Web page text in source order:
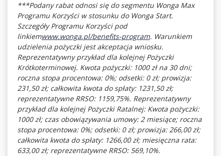
***Podany rabat odnosi się do segmentu Wonga Max
Programu Korzyści w stosunku do Wonga Start.
Szczegóły Programu Korzyści pod
linkiemwww.wonga.pl/benefits-program. Warunkiem
udzielenia pożyczki jest akceptacja wniosku.
Reprezentatywny przykład dla kolejnej Pożyczki
Krótkoterminowej. Kwota pożyczki: 1000 zł na 30 dni;
roczna stopa procentowa: 0%; odsetki: 0 zł; prowizja:
231,50 zł; całkowita kwota do spłaty: 1231,50 zł;
reprezentatywne RRSO: 1159,75%. Reprezentatywny
przykład dla kolejnej Pożyczki Ratalnej: Kwota pożyczki:
1000 zł; czas obowiązywania umowy: 2 miesiące; roczna
stopa procentowa: 0%; odsetki: 0 zł; prowizja: 266,00 zł;
całkowita kwota do spłaty: 1266,00 zł; miesięczna rata:
633,00 zł; reprezentatywne RRSO: 569,10%.